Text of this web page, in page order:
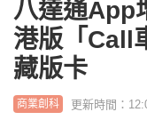
八達通App
港版「Call
藏版卡
商業創科 更新時間：